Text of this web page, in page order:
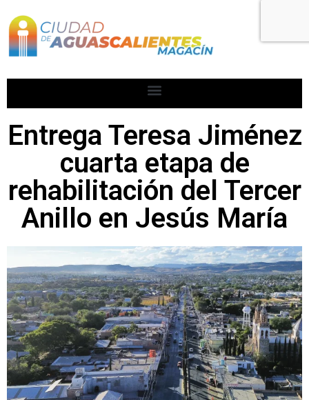
Entrega Teresa Jiménez
cuarta etapa de
rehabilitación del Tercer
Anillo en Jesús María